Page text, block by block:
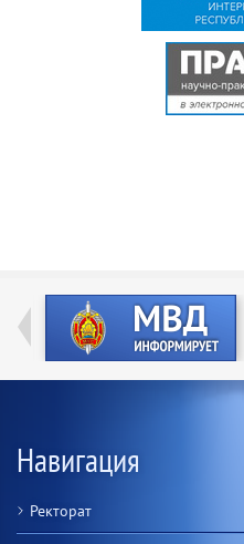
Навигация
Ректорат